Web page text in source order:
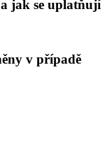
jak se uplatňují
v případě